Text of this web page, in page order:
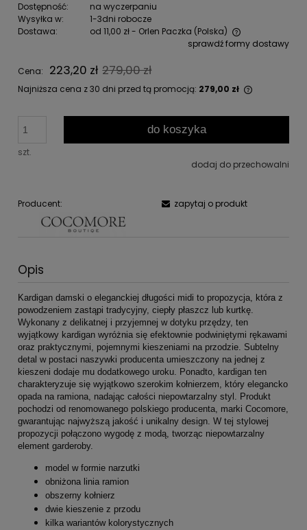
Dostępność:
na wyczerpaniu
Wysyłka w:
1-3dni robocze
Dostawa:
od 11,00 zł- Orlen Paczka (Polska)
Cena nie zawiera ewentualnych kosztów płatności
sprawdź formy dostawy
Cena: 223,20 zł 279,00 zł
Najniższa cena z 30 dni przed tą promocją: 279,00 zł
niż 30 dni,
pojawił
szt.
do koszyka
dodaj do przechowalni
Producent: zapytaj o produkt
Opis
Kardigan damski o eleganckiej długości midi to propozycja, która z
powodzeniem zastąpi tradycyjny, ciepły płaszcz lub kurtkę.
Wykonany z delikatnej i przyjemnej w dotyku przędzy, ten
wyjątkowy kardigan wyróżnia się efektownie podwiniętymi rękawami
oraz praktycznymi, pojemnymi kieszeniami na przodzie. Subtelny
detal w postaci naszywki producenta umieszczony na jednej z
kieszeni dodaje mu dodatkowego uroku. Ponadto, kardigan ten
charakteryzuje się wyjątkowo szerokim kołnierzem, który elegancko
opada na ramiona, nadając całości niepowtarzalny styl. Produkt
pochodzi od renomowanego polskiego producenta, marki Cocomore,
gwarantując najwyższą jakość i unikalny design. W tej stylowej
propozycji połączono wygodę z modą, tworząc niepowtarzalny
element garderoby.
model w formie narzutki
obniżona linia ramion
obszerny kołnierz
dwie kieszenie z przodu
kilka wariantów kolorystycznych